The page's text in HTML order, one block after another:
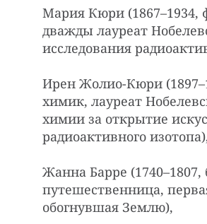
Мария Кюри (1867–1934,
дважды лауреат
исследования
Ирен Жолио-Кюри
химик, лауреат
химии за открытие
радиоактивного
Жанна Барре (1740–1807,
путешественница,
обогнувшая Землю),